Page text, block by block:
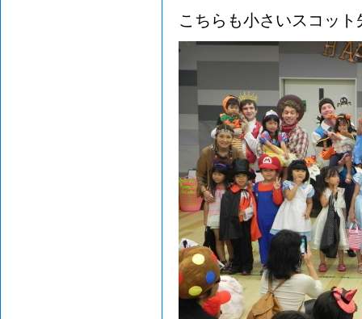
こちらも小さいスコッ